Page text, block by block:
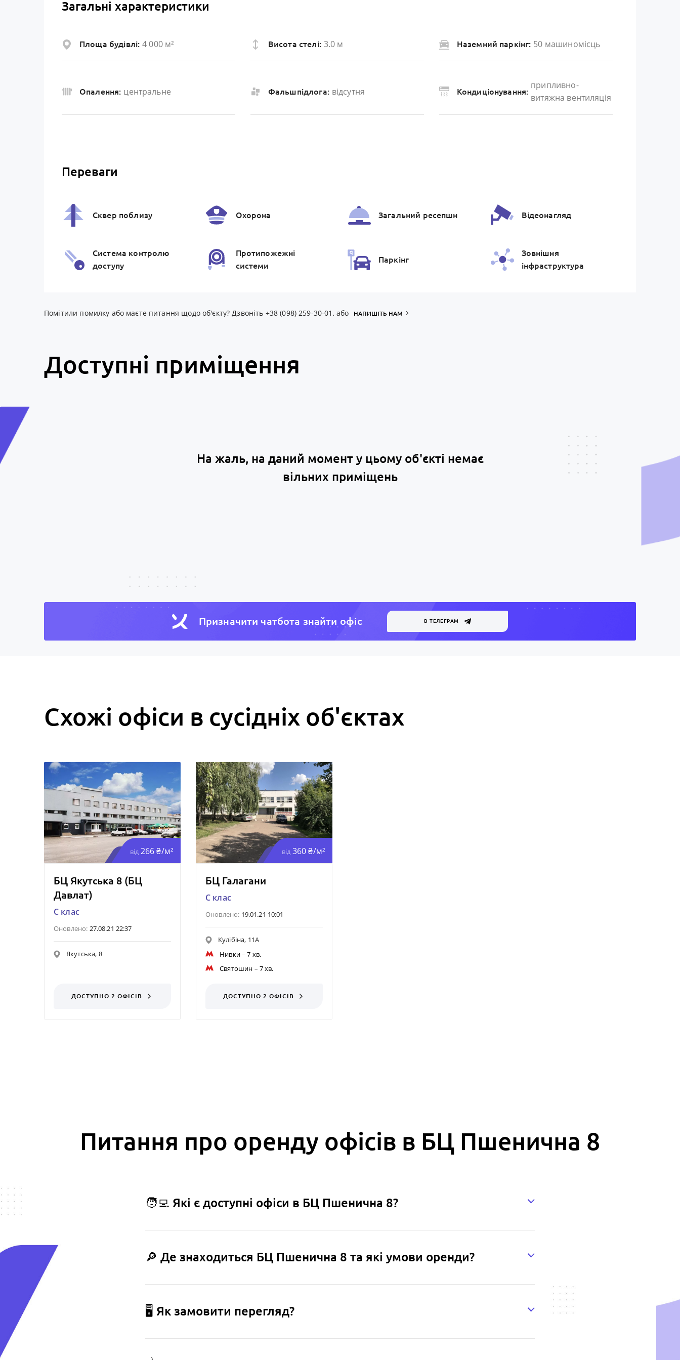
Загальні характеристики
Площа будівлі: 4 000 м² Висота стелі: 3.0 м Наземний паркінг: 50 машиномісць
Опалення: центральне Фальшпідлога: відсутня Кондиціонування:
припливно-
витяжна вентиляція
Переваги
Сквер поблизу Охорона Загальний ресепшн Відеонагляд
Система контролю
доступу
Протипожежнi
системи
Паркiнг
Зовнiшня
iнфраструктура
Помітили помилку або маєте питання щодо об'єкту? Дзвоніть +38 (098) 259-30-01, або НАПИШІТЬ НАМ
Доступні приміщення
На жаль, на даний момент у цьому об'єкті немає
вільних приміщень
Призначити чатбота знайти офiс В ТЕЛЕГРАМ
Схожі офіси в сусідніх об'єктах
від 266 ₴/м²
БЦ Якутська 8 (БЦ
Давлат)
C клас
Оновлено: 27.08.21 22:37
Якутська, 8
ДОСТУПНО 2 ОФІСІВ
від 360 ₴/м²
БЦ Галагани
C клас
Оновлено: 19.01.21 10:01
Кулібіна, 11А
Нивки– 7 хв.
Святошин – 7 хв.
ДОСТУПНО 2 ОФІСІВ
Питання про оренду офісів в БЦ Пшенична 8
🧑‍💻 Які є доступні офіси в БЦ Пшенична 8?
🔎 Де знаходиться БЦ Пшенична 8 та які умови оренди?
🖥️ Як замовити перегляд?